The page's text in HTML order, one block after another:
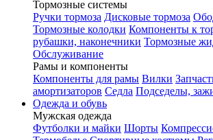
Тормозные системы
Ручки тормоза Дисковые тормоза
Тормозные колодки Компоненты к
рубашки, наконечники Тормозные
Обслуживание
Рамы и компоненты
Компоненты для рамы Вилки
амортизаторов Седла Подседелы,
Одежда и обувь
Мужская одежда
Футболки и майки Шорты